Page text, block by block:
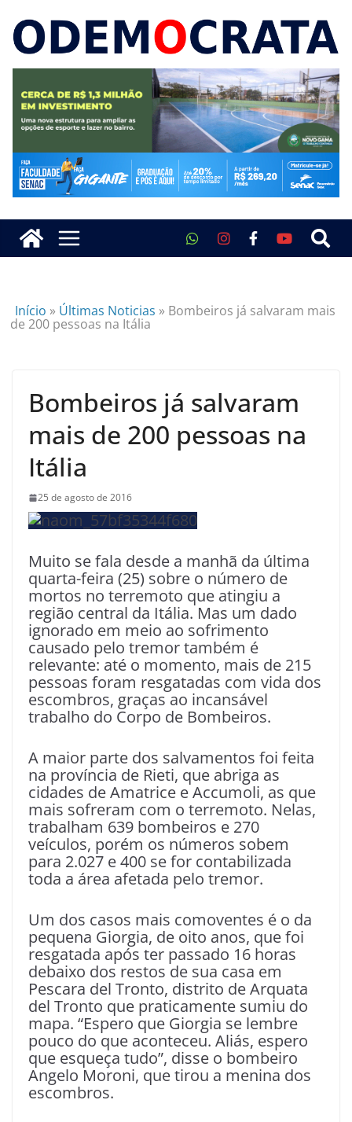
Início » Últimas Noticias » Bombeiros já salvaram mais
de 200 pessoas na Itália
Bombeiros já salvaram
mais de 200 pessoas na
Itália
25 de agosto de 2016
Muito se fala desde a manhã da última
quarta-feira (25) sobre o número de
mortos no terremoto que atingiu a
região central da Itália. Mas um dado
ignorado em meio ao sofrimento
causado pelo tremor também é
relevante: até o momento, mais de 215
pessoas foram resgatadas com vida dos
escombros, graças ao incansável
trabalho do Corpo de Bombeiros.
A maior parte dos salvamentos foi feita
na província de Rieti, que abriga as
cidades de Amatrice e Accumoli, as que
mais sofreram com o terremoto. Nelas,
trabalham 639 bombeiros e 270
veículos, porém os números sobem
para 2.027 e 400 se for contabilizada
toda a área afetada pelo tremor.
Um dos casos mais comoventes é o da
pequena Giorgia, de oito anos, que foi
resgatada após ter passado 16 horas
debaixo dos restos de sua casa em
Pescara del Tronto, distrito de Arquata
del Tronto que praticamente sumiu do
mapa. “Espero que Giorgia se lembre
pouco do que aconteceu. Aliás, espero
que esqueça tudo”, disse o bombeiro
Angelo Moroni, que tirou a menina dos
escombros.